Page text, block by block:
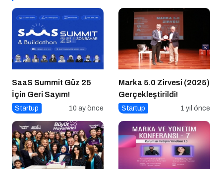
SaaS Summit Güz 25
İçin Geri Sayım!
Startup 10 ay önce
Marka 5.0 Zirvesi (2025)
Gerçekleştirildi!
Startup 1 yıl önce